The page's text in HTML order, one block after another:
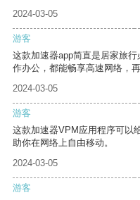
2024-03-05
游客
这款加速器app简直是居家旅
作办公，都能畅享高速网络，
2024-03-05
游客
这款加速器VPM应用程序可以
助你在网络上自由移动。
2024-03-05
游客